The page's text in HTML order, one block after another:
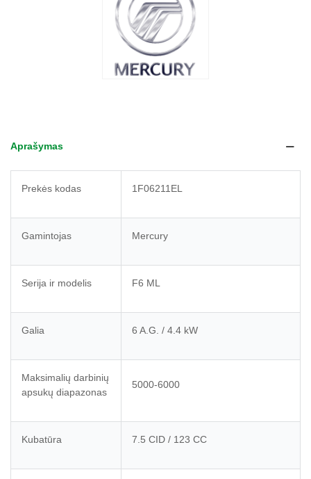
Aprašymas
Prekės kodas 1F06211EL
Gamintojas Mercury
Serija ir modelis F6 ML
Galia 6 A.G. / 4.4 kW
Maksimalių darbinių
apsukų diapazonas
5000-6000
Kubatūra 7.5 CID / 123 CC